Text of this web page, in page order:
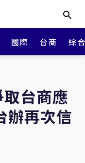
國際 台商 綜
取台商應
辦再次信